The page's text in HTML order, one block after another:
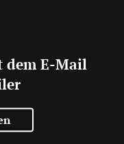
E-Mail